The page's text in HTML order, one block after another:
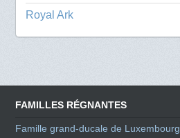
Royal Ark
FAMILLES RÉGNANTES
Famille grand-ducale de Luxembourg